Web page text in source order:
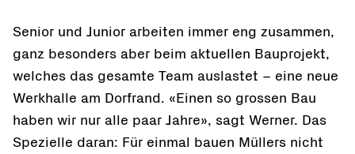
Senior und Junior arbeiten immer eng zusammen,
ganz besonders aber beim aktuellen Bauprojekt,
welches das gesamte Team auslastet – eine neue
Werkhalle am Dorfrand. «Einen so grossen Bau
haben wir nur alle paar Jahre», sagt Werner. Das
Spezielle daran: Für einmal bauen Müllers nicht